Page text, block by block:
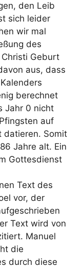
den Leib
sich leider
wir mal
des
Geburt
aus, dass
berechnet
Jahr 0 nicht
auf
datieren. Somit
Jahre alt. Ein
Gottesdienst
Text des
vor, der
Text wird von
Manuel
die
durch diese